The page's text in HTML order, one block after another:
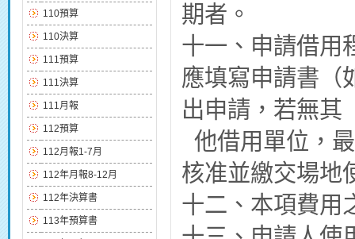
110預算
110決算
111預算
111決算
111月報
112預算
112月報1-7月
112年月報8-12月
112年決算書
113年預算書
期者。
十一、申請借用
應填寫申請書（
出申請，若無其
他借用單位，
核准並繳交場地
十二、本項費用